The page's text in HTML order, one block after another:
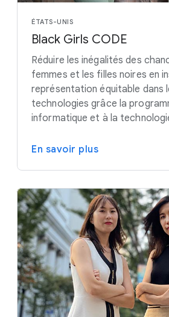
ÉTATS-UNIS
Black Girls CODE
Réduire les inégalités des
femmes et les filles noires en
représentation équitable dans
technologies grâce la
informatique et à la
En savoir plus